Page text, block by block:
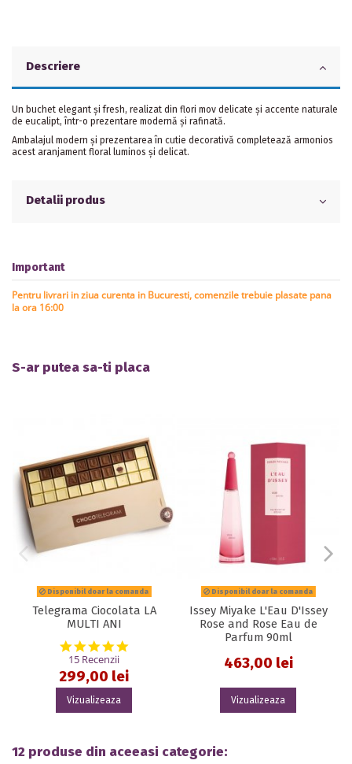
Descriere
Un buchet elegant și fresh, realizat din flori mov delicate și accente naturale
de eucalipt, într-o prezentare modernă și rafinată.
Ambalajul modern și prezentarea în cutie decorativă completează armonios
acest aranjament floral luminos și delicat.
Detalii produs
Important
Pentru livrari in ziua curenta in Bucuresti, comenzile trebuie plasate pana
la ora 16:00
S-ar putea sa-ti placa
Disponibil doar la comanda
Telegrama Ciocolata LA
MULTI ANI
5.0 star rating
15 Recenzii
299,00 lei
Vizualizeaza
Disponibil doar la comanda
Issey Miyake L'Eau D'Issey
Rose and Rose Eau de
Parfum 90ml
463,00 lei
Vizualizeaza
12 produse din aceeasi categorie: